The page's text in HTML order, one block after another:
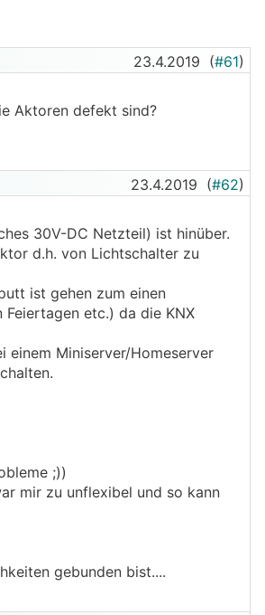
23.4.2019 (#61)
Aktoren defekt sind?
23.4.2019 (#62)
30V-DC Netzteil) ist hinüber.
d.h. von Lichtschalter zu
ist gehen zum einen
etc.) da die KNX
Miniserver/Homeserver
;))
mir zu unflexibel und so kann
gebunden bist....